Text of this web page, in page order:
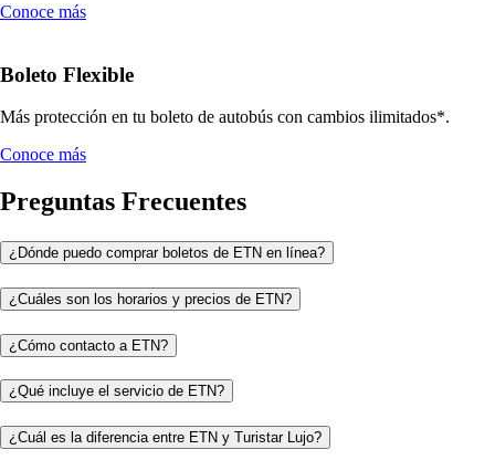
Conoce más
Boleto Flexible
Más protección en tu boleto de autobús con cambios ilimitados*.
Conoce más
Preguntas Frecuentes
¿Dónde puedo comprar boletos de ETN en línea?
¿Cuáles son los horarios y precios de ETN?
¿Cómo contacto a ETN?
¿Qué incluye el servicio de ETN?
¿Cuál es la diferencia entre ETN y Turistar Lujo?